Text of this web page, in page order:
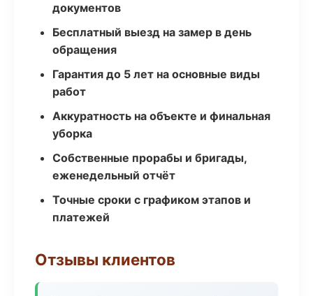
документов
Бесплатный выезд на замер в день
обращения
Гарантия до 5 лет на основные виды
работ
Аккуратность на объекте и финальная
уборка
Собственные прорабы и бригады,
еженедельный отчёт
Точные сроки с графиком этапов и
платежей
Отзывы клиентов